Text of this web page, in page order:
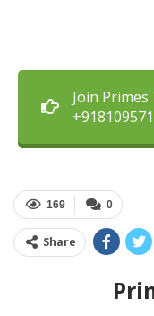
Join
0
169
Share